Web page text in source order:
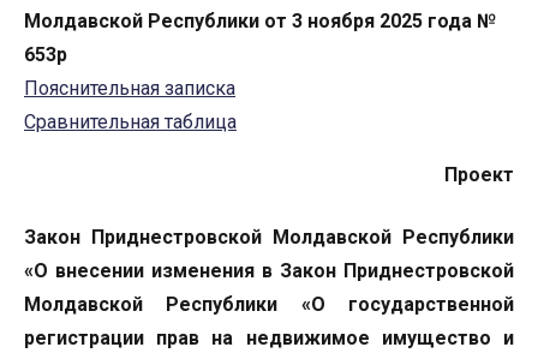
Молдавской Республики от 3 ноября 2025 года №
653р
Пояснительная записка
Сравнительная таблица
Проект
Закон Приднестровской Молдавской Республики
«О внесении изменения в Закон Приднестровской
Молдавской Республики «О государственной
регистрации прав на недвижимое имущество и